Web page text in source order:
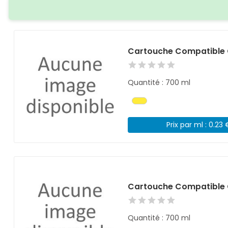
Cartouche Compatible
Quantité : 700 ml
Prix par ml : 0.23
Cartouche Compatible
Quantité : 700 ml